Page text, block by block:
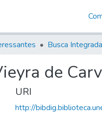
Busca Integrada
de
URI
http://